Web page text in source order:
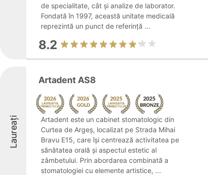
de specialitate, cât și analize de laborator.
Fondată în 1997, această unitate medicală
reprezintă un punct de referință ...
8.2
Laureați
Artadent AS8
Artadent este un cabinet stomatologic din
Curtea de Argeș, localizat pe Strada Mihai
Bravu E15, care își centrează activitatea pe
sănătatea orală și aspectul estetic al
zâmbetului. Prin abordarea combinată a
stomatologiei cu elemente artistice, ...